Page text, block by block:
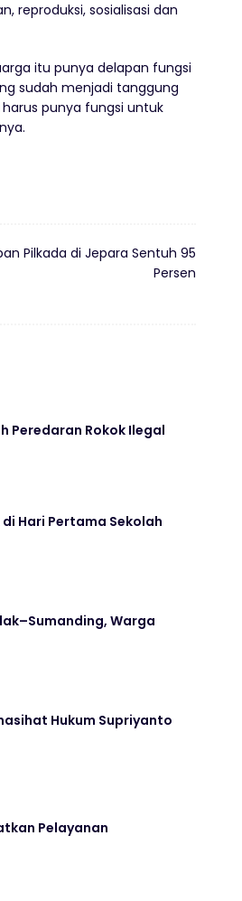
reproduksi, sosialisasi dan
itu punya delapan fungsi
sudah menjadi tanggung
punya fungsi untuk
Pilkada di Jepara Sentuh 95
Persen
Peredaran Rokok Ilegal
Hari Pertama Sekolah
Warga
Hukum Supriyanto
Pelayanan